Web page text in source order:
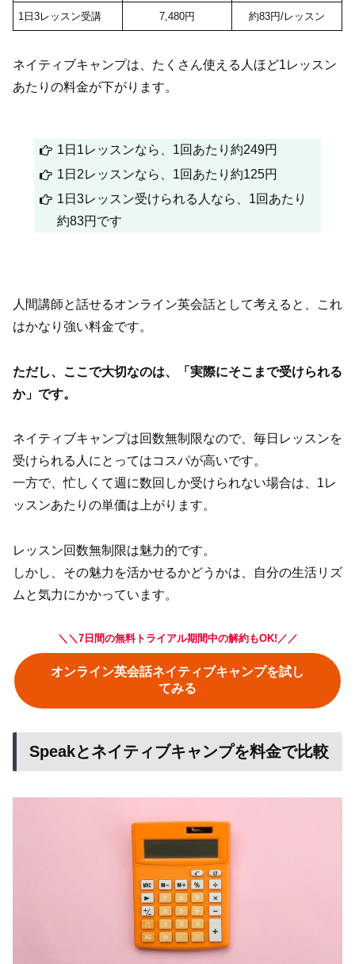
1日3レッスン受講 7,480円 約83円/レッスン
ネイティブキャンプは、たくさん使える人ほど1レッスン
あたりの料金が下がります。
1日1レッスンなら、1回あたり約249円
1日2レッスンなら、1回あたり約125円
1日3レッスン受けられる人なら、1回あたり
約83円です
人間講師と話せるオンライン英会話として考えると、これ
はかなり強い料金です。
ただし、ここで大切なのは、「実際にそこまで受けられる
か」です。
ネイティブキャンプは回数無制限なので、毎日レッスンを
受けられる人にとってはコスパが高いです。
一方で、忙しくて週に数回しか受けられない場合は、1レ
ッスンあたりの単価は上がります。
レッスン回数無制限は魅力的です。
しかし、その魅力を活かせるかどうかは、自分の生活リズ
ムと気力にかかっています。
＼＼7日間の無料トライアル期間中の解約もOK!／／
オンライン英会話ネイティブキャンプを試し
てみる
Speakとネイティブキャンプを料金で比較